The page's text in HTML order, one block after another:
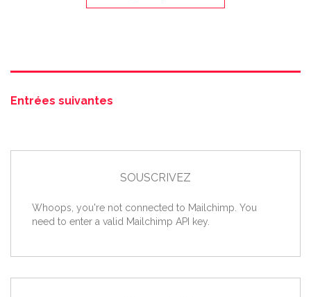
Entrées suivantes
SOUSCRIVEZ
Whoops, you're not connected to Mailchimp. You
need to enter a valid Mailchimp API key.